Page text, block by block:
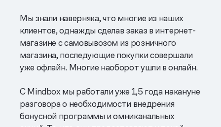
Мы знали наверняка, что многие из наших
клиентов, однажды сделав заказ в интернет-
магазине с самовывозом из розничного
магазина, последующие покупки совершали
уже офлайн. Многие наоборот ушли в онлайн.
С Mindbox мы работали уже 1,5 года накануне
разговора о необходимости внедрения
бонусной программы и омниканальных